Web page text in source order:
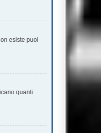
esiste puoi
quanti